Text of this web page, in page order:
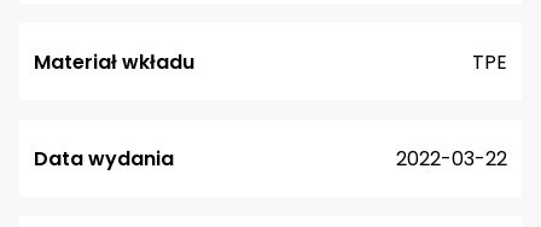
Materiał wkładu TPE
Data wydania 2022-03-22